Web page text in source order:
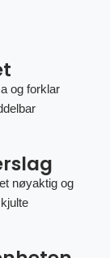
og forklar
nøyaktig og